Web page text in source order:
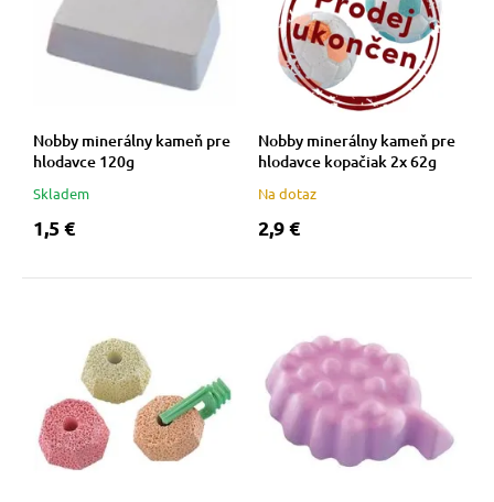
Nobby minerálny kameň pre
hlodavce 120g
Skladem
1,5 €
Nobby minerálny kameň pre
hlodavce kopačiak 2x 62g
Na dotaz
2,9 €